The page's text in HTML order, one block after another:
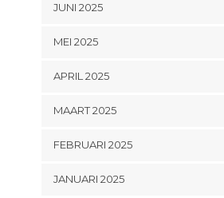
JUNI 2025
MEI 2025
APRIL 2025
MAART 2025
FEBRUARI 2025
JANUARI 2025